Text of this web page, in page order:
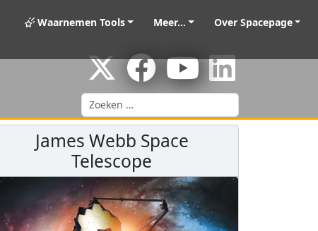
Waarnemen Tools Meer... Over Spacepage
Zoeken
James Webb Space
Telescope